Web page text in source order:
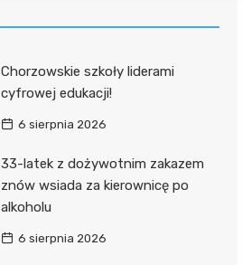
Chorzowskie szkoły liderami
cyfrowej edukacji!
6 sierpnia 2026
33-latek z dożywotnim zakazem
znów wsiada za kierownicę po
alkoholu
6 sierpnia 2026